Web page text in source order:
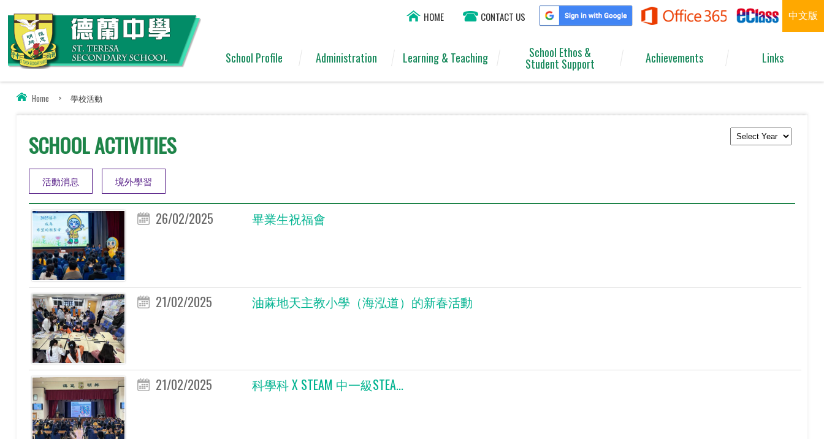
中文版
HOME CONTACT US
School Profile Administration Learning & Teaching School Ethos &
Student Support Achievements Links
Home > 學校活動
SCHOOL ACTIVITIES
活動消息 境外學習
26/02/2025 畢業生祝福會
21/02/2025 油蔴地天主教小學（海泓道）的新春活動
21/02/2025 科學科 X STEAM 中一級STEA...